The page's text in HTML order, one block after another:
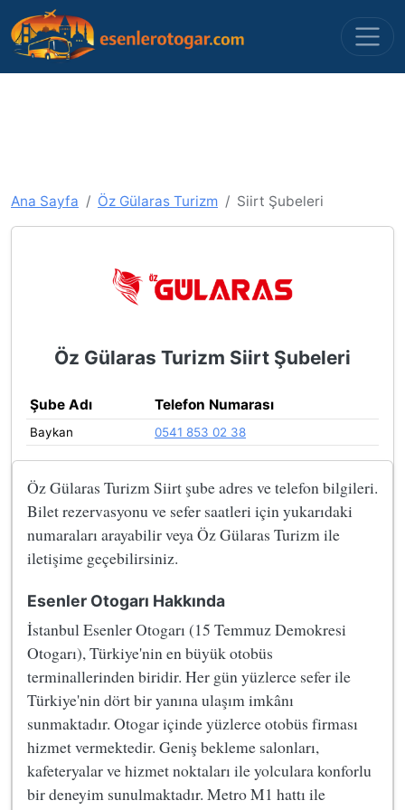
Ana Sayfa Öz Gülaras Turizm Siirt Şubeleri
Öz Gülaras Turizm Siirt Şubeleri
Şube Adı Telefon Numarası
Baykan 0541 853 02 38
Öz Gülaras Turizm Siirt şube adres ve telefon bilgileri.
Bilet rezervasyonu ve sefer saatleri için yukarıdaki
numaraları arayabilir veya Öz Gülaras Turizm ile
iletişime geçebilirsiniz.
Esenler Otogarı Hakkında
İstanbul Esenler Otogarı (15 Temmuz Demokresi
Otogarı), Türkiye'nin en büyük otobüs
terminallerinden biridir. Her gün yüzlerce sefer ile
Türkiye'nin dört bir yanına ulaşım imkânı
sunmaktadır. Otogar içinde yüzlerce otobüs firması
hizmet vermektedir. Geniş bekleme salonları,
kafeteryalar ve hizmet noktaları ile yolculara konforlu
bir deneyim sunulmaktadır. Metro M1 hattı ile